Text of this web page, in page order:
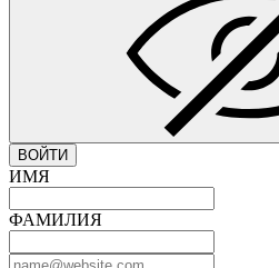
ВОЙТИ
ИМЯ
ФАМИЛИЯ